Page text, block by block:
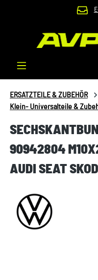
Zum Hauptinhalt springen
ERSATZTEILE & ZUBEHÖR
Klein- Universalteile &
90942804
AUDI SEAT